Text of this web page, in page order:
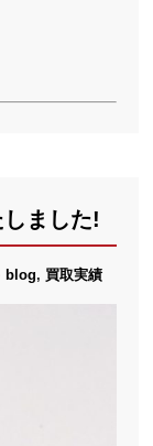
ました!
blog, 買取実績